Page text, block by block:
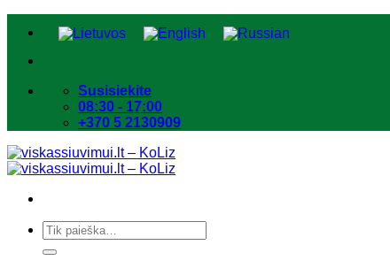
Susisiekite
08:30 - 17:00
+370 5 2130909
Ieškoti: